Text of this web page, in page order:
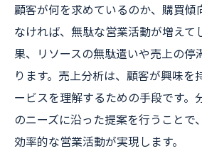
顧客が何を求めているのか、購買傾
なければ、無駄な営業活動が増えて
果、リソースの無駄遣いや売上の停
ります。売上分析は、顧客が興味を
ービスを理解するための手段です。
のニーズに沿った提案を行うことで
効率的な営業活動が実現します。